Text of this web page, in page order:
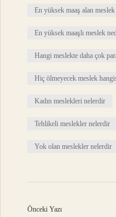
En yüksek maaş alan meslek
En yüksek maaşlı meslek
Hangi meslekte daha çok
Hiç ölmeyecek meslek
Kadın meslekleri nelerdir
Tehlikeli meslekler nelerdir
Yok olan meslekler nelerdir
Önceki Yazı